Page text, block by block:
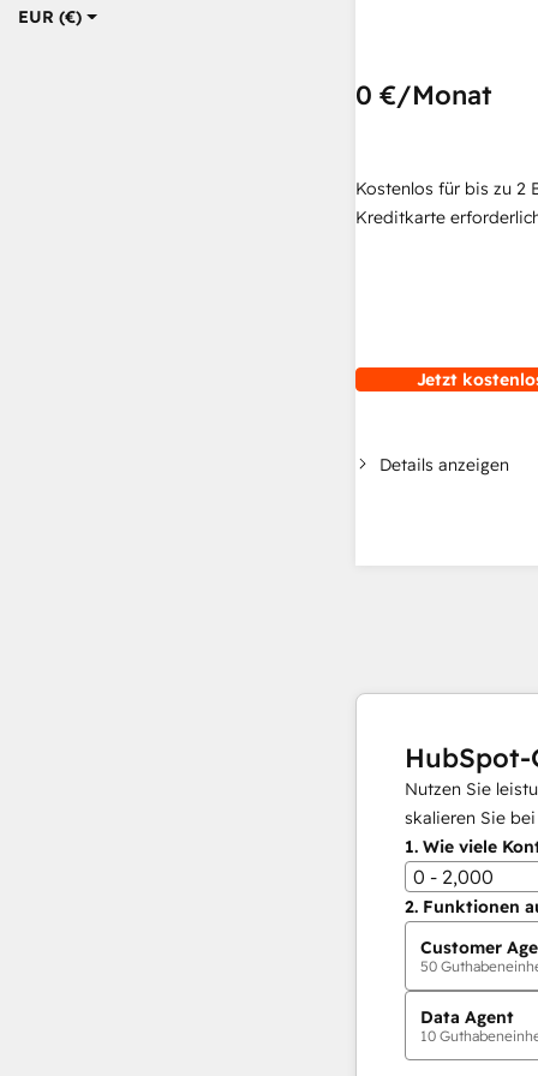
EUR (€)
0 €/Monat
Kostenlos für bis zu 2
Kreditkarte
Jetzt
Details anzeigen
HubSpot-
Nutzen Sie
skalieren Sie
1. Wie viele
0 - 2,000
2. Funktionen
Customer
50
Data Agent
10